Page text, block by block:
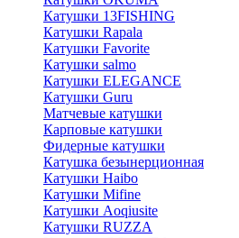
Катушки 13FISHING
Катушки Rapala
Катушки Favorite
Катушки salmo
Катушки ELEGANCE
Катушки Guru
Матчевые катушки
Карповые катушки
Фидерные катушки
Катушка безынерционная
Катушки Haibo
Катушки Mifine
Катушки Aoqiusite
Катушки RUZZA